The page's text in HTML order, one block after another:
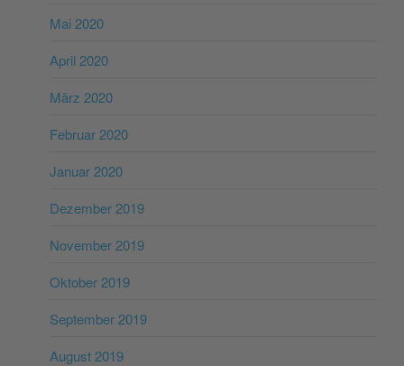
Mai 2020
April 2020
März 2020
Februar 2020
Januar 2020
Dezember 2019
November 2019
Oktober 2019
September 2019
August 2019